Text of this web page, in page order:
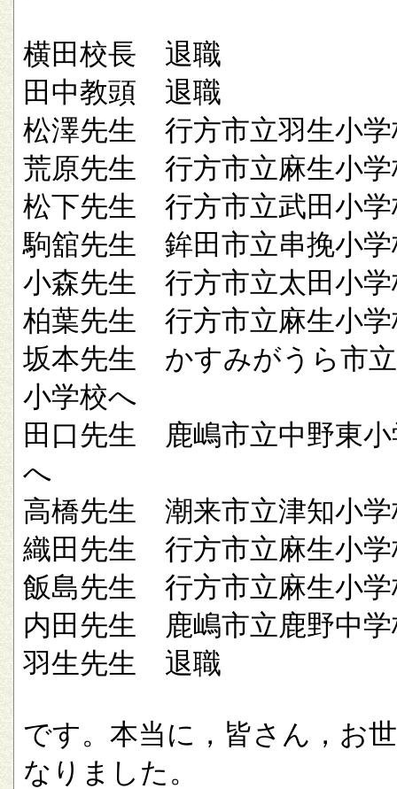
横田校長 退職
田中教頭 退職
松澤先生 行方市立羽生小学
荒原先生 行方市立麻生小学
松下先生 行方市立武田小学
駒舘先生 鉾田市立串挽小学
小森先生 行方市立太田小学
柏葉先生 行方市立麻生小学
坂本先生 かすみがうら市
小学校へ
田口先生 鹿嶋市立中野東小
へ
高橋先生 潮来市立津知小学
織田先生 行方市立麻生小学
飯島先生 行方市立麻生小学
内田先生 鹿嶋市立鹿野中学
羽生先生 退職
です。本当に，皆さん，お
なりました。